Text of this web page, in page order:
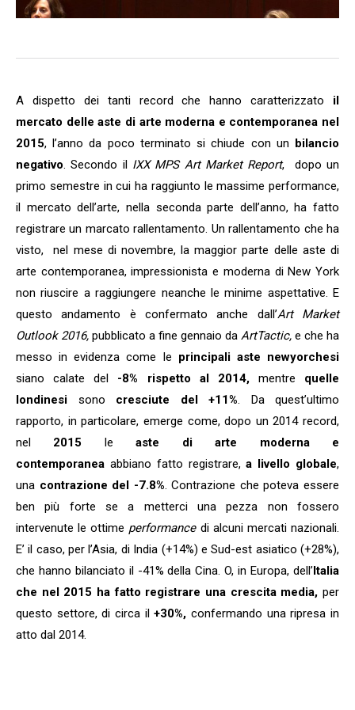
A dispetto dei tanti record che hanno caratterizzato il
mercato delle aste di arte moderna e contemporanea nel
2015, l’anno da poco terminato si chiude con un
bilancio
negativo. Secondo il IXX MPS Art Market Report, dopo un
primo semestre in cui ha raggiunto le massime performance,
il mercato dell’arte, nella seconda parte dell’anno, ha fatto
registrare un marcato rallentamento. Un rallentamento che ha
visto, nel mese di novembre, la maggior parte delle aste di
arte contemporanea, impressionista e moderna di New York
non riuscire a raggiungere neanche le minime aspettative. E
questo andamento è confermato anche dall’Art Market
Outlook 2016, pubblicato a fine gennaio da ArtTactic, e che ha
messo in evidenza come le principali aste newyorchesi
siano calate del
-8% rispetto al 2014,mentre quelle
londinesi sono cresciute del +11%. Da quest’ultimo
rapporto, in particolare, emerge come, dopo un 2014 record,
nel 2015 leaste di arte moderna e
contemporanea abbiano fatto registrare,a livello globale,
una contrazione del -7.8%. Contrazione che poteva essere
ben più forte se a metterci una pezza non fossero
intervenute le ottime performancedi alcuni mercati nazionali.
E’ il caso, per l’Asia, di India (+14%) e Sud-est asiatico (+28%),
che hanno bilanciato il -41% della Cina. O, in Europa, dell’ Italia
che nel 2015 ha fatto registrare una crescita media, per
questo settore, di circa il+30%, confermando una ripresa in
atto dal 2014.